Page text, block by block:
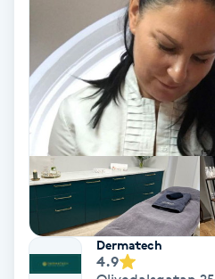
Brynfärgning
Brynplockning
Bröllopsuppsättning
Celluliter
Coachning Dermatech
4.9